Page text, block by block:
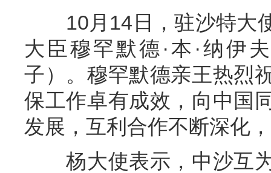
10月14日，驻沙特大使
大臣穆罕默德·本·纳伊
子）。穆罕默德亲王热烈
保工作卓有成效，向中国
发展，互利合作不断深化
杨大使表示，中沙互为